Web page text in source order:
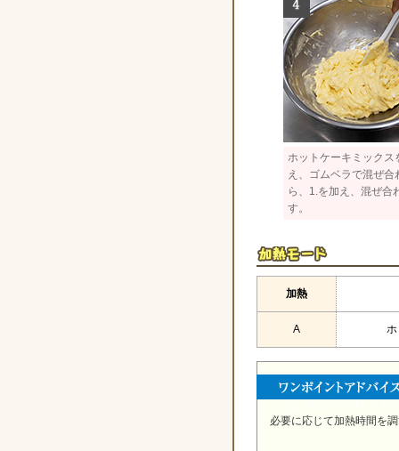
ホットケーキミックス
え、ゴムベラで混ぜ合
ら、1.を加え、混ぜ合
す。
加熱
A
必要に応じて加熱時間を